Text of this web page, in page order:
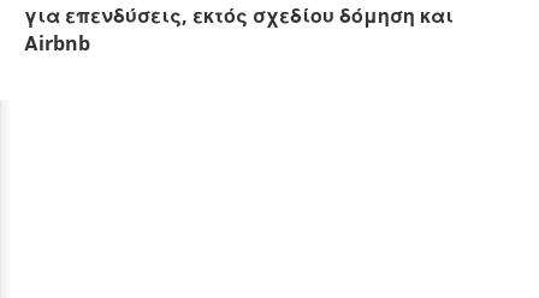
για επενδύσεις, εκτός σχεδίου δόμηση και
Αirbnb